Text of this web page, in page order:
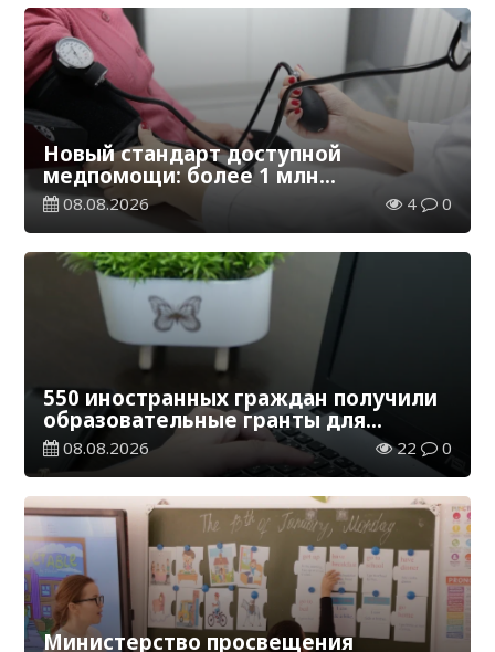
Новый стандарт доступной
медпомощи: более 1 млн
казахстанцев получили
телемедицинские услуги
08.08.2026 4 0
550 иностранных граждан получили
образовательные гранты для
обучения в Казахстане
08.08.2026 22 0
Министерство просвещения